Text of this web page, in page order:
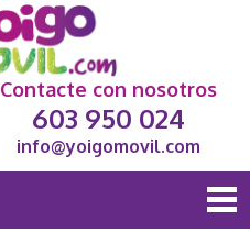
Contacte con nosotros
603 950 024
info@yoigomovil.com